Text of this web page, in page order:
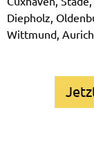
Diepholz,
Wittmund,